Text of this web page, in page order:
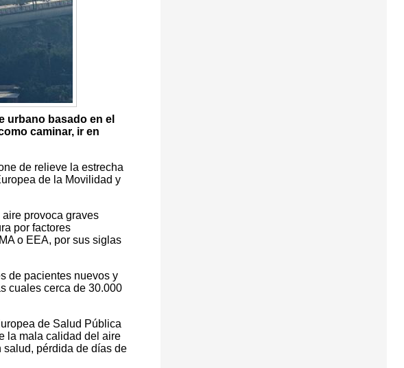
urbano basado en el
caminar, ir en
de relieve la estrecha
de la Movilidad y
provoca graves
por factores
o EEA, por sus siglas
de pacientes nuevos y
cuales cerca de 30.000
de Salud Pública
la mala calidad del aire
pérdida de días de